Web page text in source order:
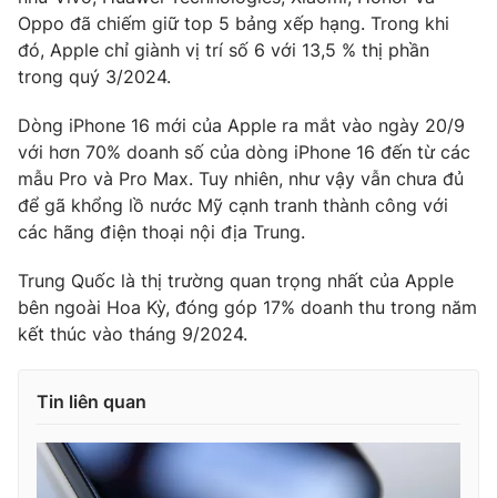
Oppo đã chiếm giữ top 5 bảng xếp hạng. Trong khi
đó, Apple chỉ giành vị trí số 6 với 13,5 % thị phần
trong quý 3/2024.
Dòng iPhone 16 mới của Apple ra mắt vào ngày 20/9
với hơn 70% doanh số của dòng iPhone 16 đến từ các
mẫu Pro và Pro Max. Tuy nhiên, như vậy vẫn chưa đủ
để gã khổng lồ nước Mỹ cạnh tranh thành công với
các hãng điện thoại nội địa Trung.
Trung Quốc là thị trường quan trọng nhất của Apple
bên ngoài Hoa Kỳ, đóng góp 17% doanh thu trong năm
kết thúc vào tháng 9/2024.
Tin liên quan